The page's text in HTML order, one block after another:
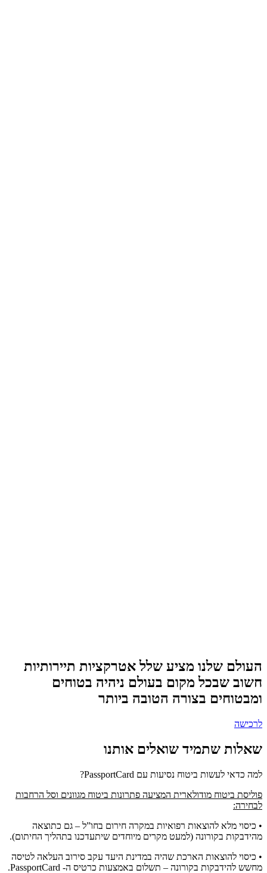
העולם שלנו מציע שלל אטרקציות תיירותיות
חשוב שבכל מקום בעולם ניהיה בטוחים
ומבטוחים בצורה הטובה ביותר
לרכישה
שאלות שתמיד שואלים אותנו
למה כדאי לעשות ביטוח נסיעות עם PassportCard?
פוליסת ביטוח מודולארית המציעה פתרונות ביטוח מגוונים וסל הרחבות
לבחירה:
• כיסוי מלא להוצאות רפואיות במקרה חירום בחו”ל – גם כתוצאה
מהידבקות בקורונה (למעט מקרים מיוחדים שיתעדכנו בתהליך החיתום).
• כיסוי להוצאות הארכת שהיה במדינת היעד עקב סירוב העלאה לטיסה
מחשש להידבקות בקורונה – תשלום באמצעות כרטיס ה- PassportCard.